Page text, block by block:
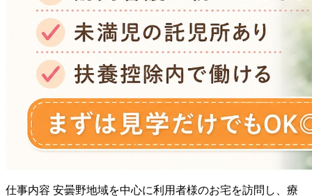
仕事内容 安曇野地域を中心に利用者様のお宅を訪問し、療